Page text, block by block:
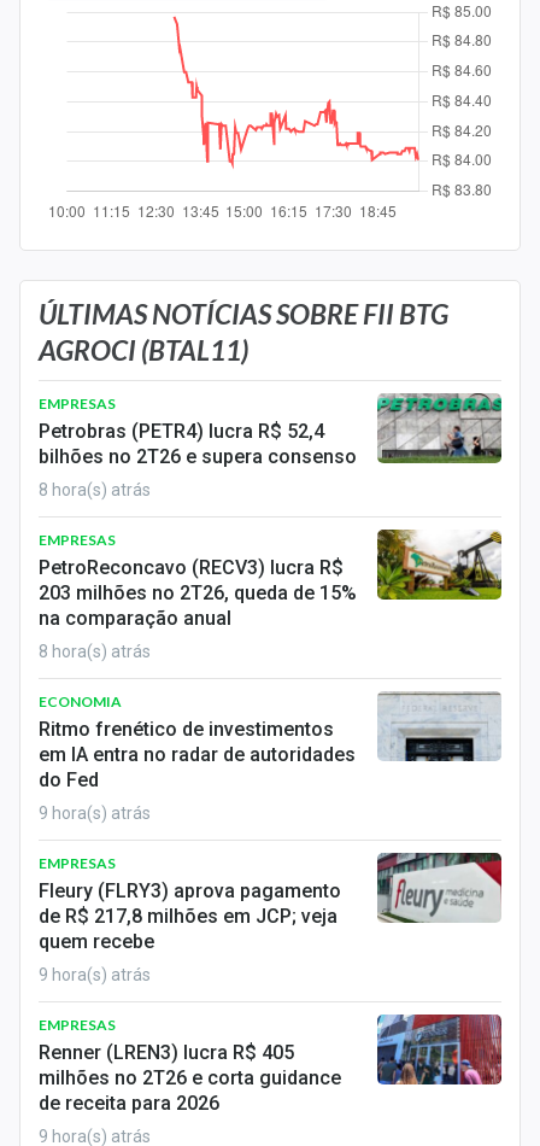
Carteiras Recomendadas
Central de Dividendos
Central de Fundos Imobiliários
Central dos IPOs
Renda Fixa
Finanças Pessoais
Mercados
Economia
Empresas
Brasil
Política
Colunas
Especiais
Internacional
Marketing
Tecnologia
Conteúdo de Marca
Contato
ÚLTIMAS NOTÍCIAS SOBRE FII BTG
AGROCI (BTAL11)
EMPRESAS
Petrobras (PETR4) lucra R$ 52,4
bilhões no 2T26 e supera consenso
8 hora(s) atrás
EMPRESAS
PetroReconcavo (RECV3) lucra R$
203 milhões no 2T26, queda de 15%
na comparação anual
8 hora(s) atrás
ECONOMIA
Ritmo frenético de investimentos
em IA entra no radar de autoridades
do Fed
9 hora(s) atrás
EMPRESAS
Fleury (FLRY3) aprova pagamento
de R$ 217,8 milhões em JCP; veja
quem recebe
9 hora(s) atrás
EMPRESAS
Renner (LREN3) lucra R$ 405
milhões no 2T26 e corta guidance
de receita para 2026
9 hora(s) atrás